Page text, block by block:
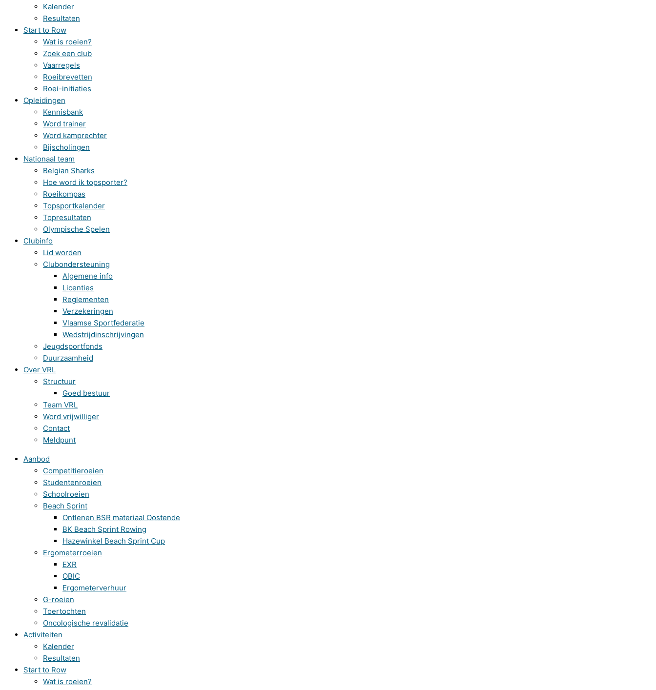
Kalender
Resultaten
Start to Row
Wat is roeien?
Zoek een club
Vaarregels
Roeibrevetten
Roei-initiaties
Opleidingen
Kennisbank
Word trainer
Word kamprechter
Bijscholingen
Nationaal team
Belgian Sharks
Hoe word ik topsporter?
Roeikompas
Topsportkalender
Topresultaten
Olympische Spelen
Clubinfo
Lid worden
Clubondersteuning
Algemene info
Licenties
Reglementen
Verzekeringen
Vlaamse Sportfederatie
Wedstrijdinschrijvingen
Jeugdsportfonds
Duurzaamheid
Over VRL
Structuur
Goed bestuur
Team VRL
Word vrijwilliger
Contact
Meldpunt
Aanbod
Competitieroeien
Studentenroeien
Schoolroeien
Beach Sprint
Ontlenen BSR materiaal Oostende
BK Beach Sprint Rowing
Hazewinkel Beach Sprint Cup
Ergometerroeien
EXR
OBIC
Ergometerverhuur
G-roeien
Toertochten
Oncologische revalidatie
Activiteiten
Kalender
Resultaten
Start to Row
Wat is roeien?